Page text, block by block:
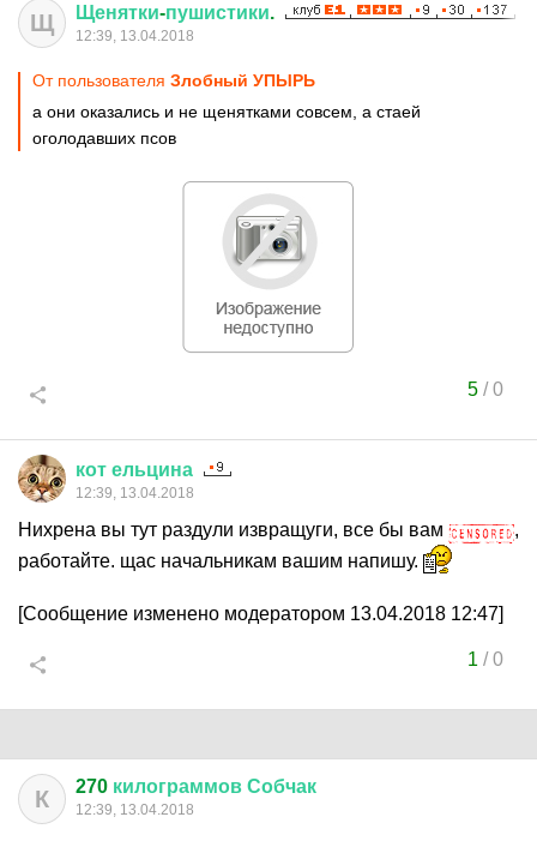
Щ Щенятки-пушистики.
12:39, 13.04.2018
От пользователя Злобный УПЫРЬ
а они оказались и не щенятками совсем, а стаей
оголодавших псов
5/0
кот ельцина
12:39, 13.04.2018
Нихрена вы тут раздули извращуги, все бы вам
,
работайте. щас начальникам вашим напишу.
[Сообщение изменено модератором 13.04.2018 12:47]
1 /0
К 270 килограммов Собчак
12:39, 13.04.2018